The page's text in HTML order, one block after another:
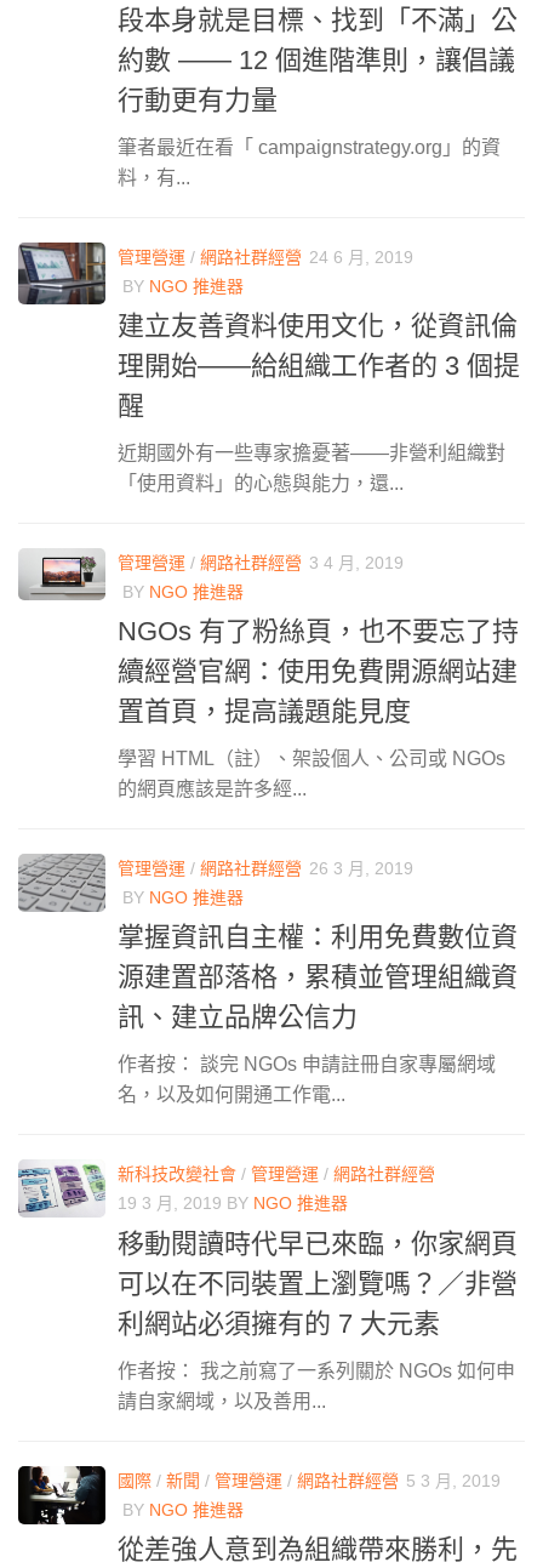
段本身就是目標、找到「不滿」公
約數 —— 12 個進階準則，讓倡議
行動更有力量
筆者最近在看「 campaignstrategy.org」的資
料，有...
管理營運 / 網路社群經營 24 6 月, 2019
BY NGO 推進器
建立友善資料使用文化，從資訊倫
理開始——給組織工作者的 3 個提
醒
近期國外有一些專家擔憂著——非營利組織對
「使用資料」的心態與能力，還...
管理營運 / 網路社群經營 3 4 月, 2019
BY NGO 推進器
NGOs 有了粉絲頁，也不要忘了持
續經營官網：使用免費開源網站建
置首頁，提高議題能見度
學習 HTML（註）、架設個人、公司或 NGOs
的網頁應該是許多經...
管理營運 / 網路社群經營 26 3 月, 2019
BY NGO 推進器
掌握資訊自主權：利用免費數位資
源建置部落格，累積並管理組織資
訊、建立品牌公信力
作者按： 談完 NGOs 申請註冊自家專屬網域
名，以及如何開通工作電...
新科技改變社會 / 管理營運 / 網路社群經營
19 3 月, 2019 BY NGO 推進器
移動閱讀時代早已來臨，你家網頁
可以在不同裝置上瀏覽嗎？／非營
利網站必須擁有的 7 大元素
作者按： 我之前寫了一系列關於 NGOs 如何申
請自家網域，以及善用...
國際 / 新聞 / 管理營運 / 網路社群經營 5 3 月, 2019
BY NGO 推進器
從差強人意到為組織帶來勝利，先